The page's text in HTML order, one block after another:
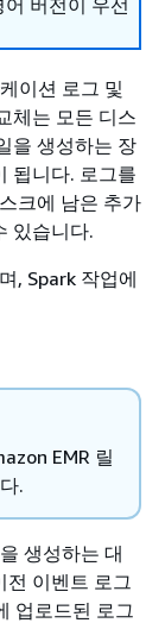
버전이 우선
이션 로그 및
체는 모든 디스
을 생성하는 장
됩니다. 로그를
크에 남은 추가
있습니다.
, Spark 작업에
EMR 릴
.
생성하는 대
전 이벤트 로그
업로드된 로그